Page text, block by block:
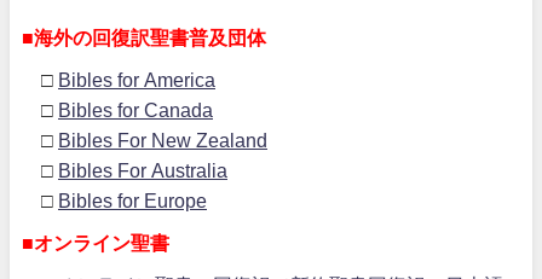
■海外の回復訳聖書普及団体
□ Bibles for America
□ Bibles for Canada
□ Bibles For New Zealand
□ Bibles For Australia
□ Bibles for Europe
■オンライン聖書